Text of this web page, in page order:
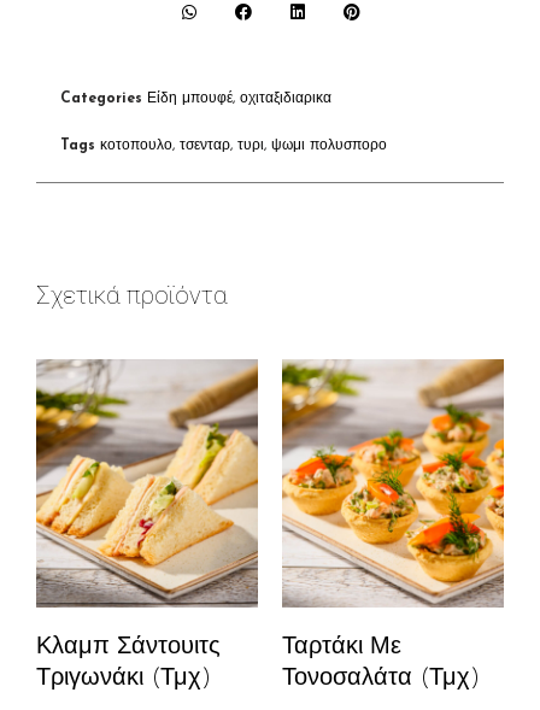
Categories Είδη μπουφέ, οχιταξιδιαρικα
Tags κοτοπουλο, τσενταρ, τυρι, ψωμι πολυσπορο
Σχετικά προϊόντα
Κλαμπ Σάντουιτς
Τριγωνάκι (τμχ)
Ταρτάκι Με
Τονοσαλάτα (τμχ)